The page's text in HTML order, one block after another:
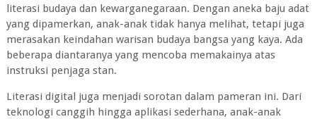
literasi budaya dan kewarganegaraan. Dengan aneka baju adat
yang dipamerkan, anak-anak tidak hanya melihat, tetapi juga
merasakan keindahan warisan budaya bangsa yang kaya. Ada
beberapa diantaranya yang mencoba memakainya atas
instruksi penjaga stan.
Literasi digital juga menjadi sorotan dalam pameran ini. Dari
teknologi canggih hingga aplikasi sederhana, anak-anak